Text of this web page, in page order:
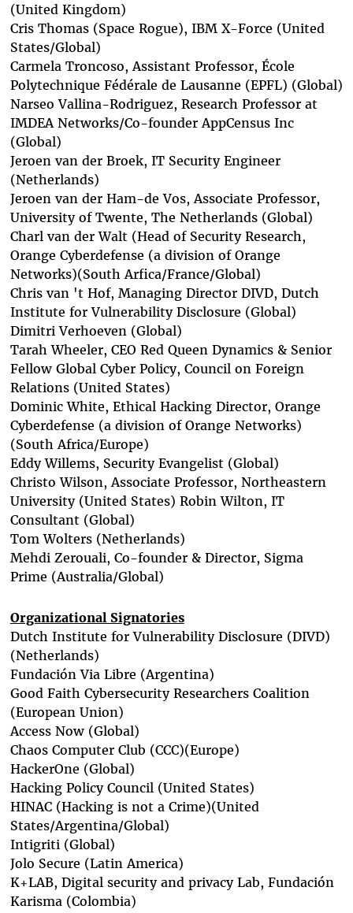
(United Kingdom)
Cris Thomas (Space Rogue), IBM X-Force (United
States/Global)
Carmela Troncoso, Assistant Professor, École
Polytechnique Fédérale de Lausanne (EPFL) (Global)
Narseo Vallina-Rodriguez, Research Professor at
IMDEA Networks/Co-founder AppCensus Inc
(Global)
Jeroen van der Broek, IT Security Engineer
(Netherlands)
Jeroen van der Ham-de Vos, Associate Professor,
University of Twente, The Netherlands (Global)
Charl van der Walt (Head of Security Research,
Orange Cyberdefense (a division of Orange
Networks)(South Arfica/France/Global)
Chris van 't Hof, Managing Director DIVD, Dutch
Institute for Vulnerability Disclosure (Global)
Dimitri Verhoeven (Global)
Tarah Wheeler, CEO Red Queen Dynamics & Senior
Fellow Global Cyber Policy, Council on Foreign
Relations (United States)
Dominic White, Ethical Hacking Director, Orange
Cyberdefense (a division of Orange Networks)
(South Africa/Europe)
Eddy Willems, Security Evangelist (Global)
Christo Wilson, Associate Professor, Northeastern
University (United States) Robin Wilton, IT
Consultant (Global)
Tom Wolters (Netherlands)
Mehdi Zerouali, Co-founder & Director, Sigma
Prime (Australia/Global)
Organizational Signatories
Dutch Institute for Vulnerability Disclosure (DIVD)
(Netherlands)
Fundación Via Libre (Argentina)
Good Faith Cybersecurity Researchers Coalition
(European Union)
Access Now (Global)
Chaos Computer Club (CCC)(Europe)
HackerOne (Global)
Hacking Policy Council (United States)
HINAC (Hacking is not a Crime)(United
States/Argentina/Global)
Intigriti (Global)
Jolo Secure (Latin America)
K+LAB, Digital security and privacy Lab, Fundación
Karisma (Colombia)